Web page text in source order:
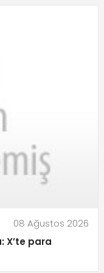
08 Ağustos 2026
X’te para